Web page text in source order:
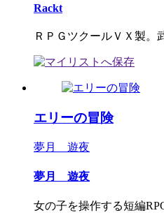
Rackt
ＲＰＧツクールＶＸ製。
エリーの冒険
夢月 遊夜
夢月 遊夜
女の子を操作する短編